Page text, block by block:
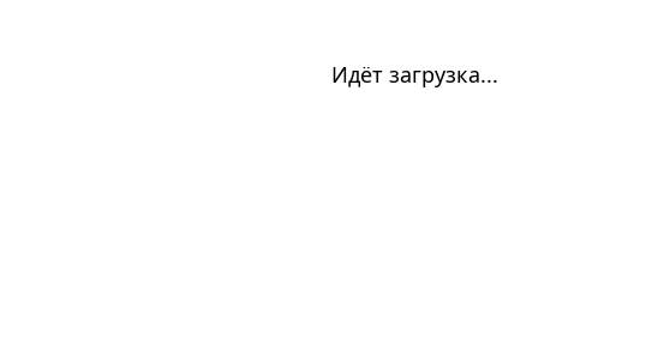
Идёт загрузка...